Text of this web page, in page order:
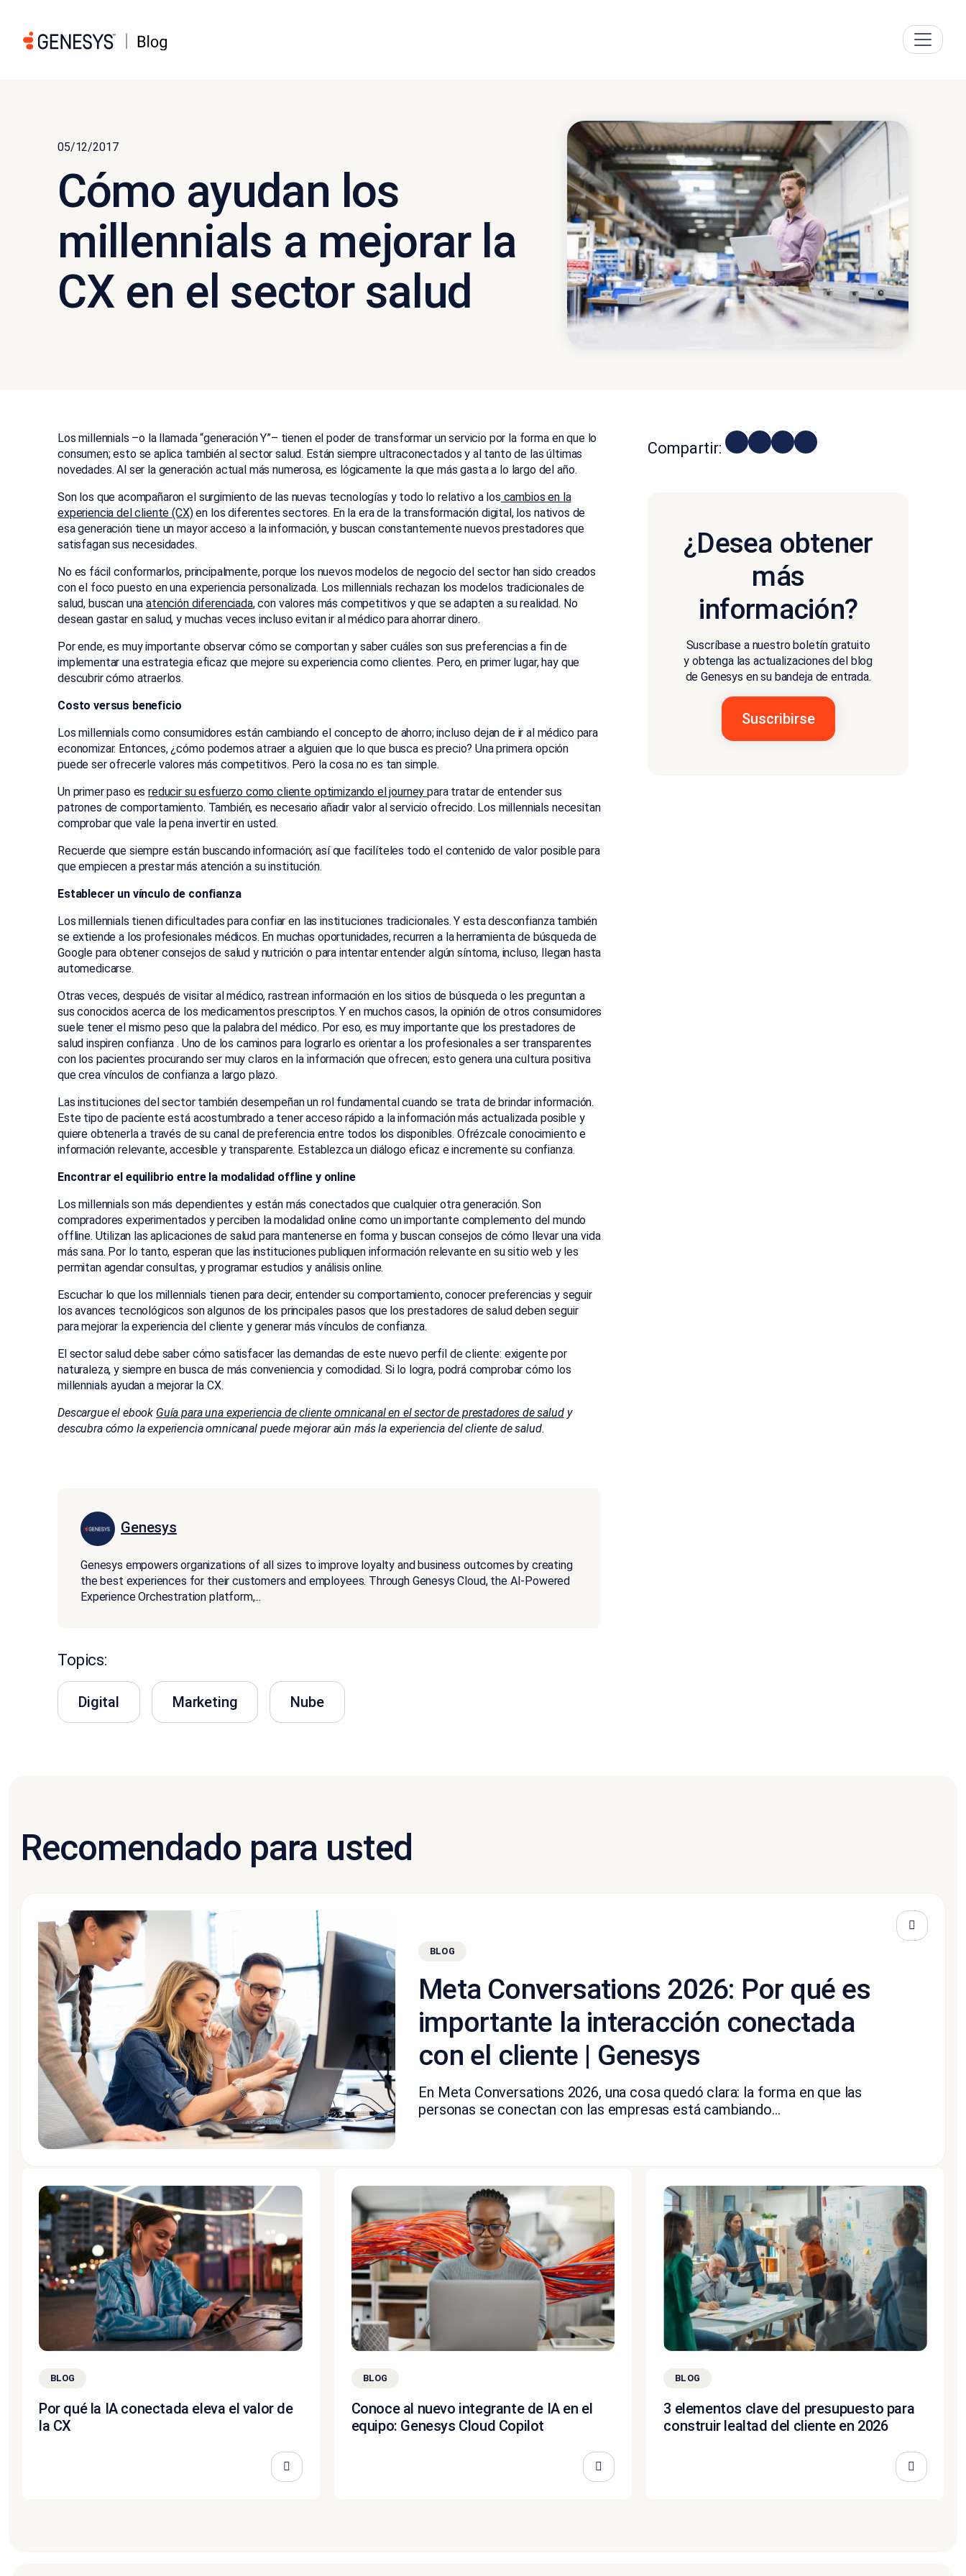
05/12/2017
Cómo ayudan los
millennials a mejorar la
CX en el sector salud
Los millennials –o la llamada “generación Y”– tienen el poder de transformar un servicio por la forma en que lo
consumen; esto se aplica también al sector salud. Están siempre ultraconectados y al tanto de las últimas
novedades. Al ser la generación actual más numerosa, es lógicamente la que más gasta a lo largo del año.
Son los que acompañaron el surgimiento de las nuevas tecnologías y todo lo relativo a los cambios en la
experiencia del cliente (CX)en los diferentes sectores. En la era de la transformación digital, los nativos de
esa generación tiene un mayor acceso a la información, y buscan constantemente nuevos prestadores que
satisfagan sus necesidades.
No es fácil conformarlos, principalmente, porque los nuevos modelos de negocio del sector han sido creados
con el foco puesto en una experiencia personalizada. Los millennials rechazan los modelos tradicionales de
salud, buscan unaatención diferenciada, con valores más competitivos y que se adapten a su realidad. No
desean gastar en salud, y muchas veces incluso evitan ir al médico para ahorrar dinero.
Por ende, es muy importante observar cómo se comportan y saber cuáles son sus preferencias a fin de
implementar una estrategia eficaz que mejore su experiencia como clientes. Pero, en primer lugar, hay que
descubrir cómo atraerlos.
Costo versus beneficio
Los millennials como consumidores están cambiando el concepto de ahorro; incluso dejan de ir al médico para
economizar. Entonces, ¿cómo podemos atraer a alguien que lo que busca es precio? Una primera opción
puede ser ofrecerle valores más competitivos. Pero la cosa no es tan simple.
Un primer paso esreducir su esfuerzo como cliente optimizando el journeypara tratar de entender sus
patrones de comportamiento. También, es necesario añadir valor al servicio ofrecido. Los millennials necesitan
comprobar que vale la pena invertir en usted.
Recuerde que siempre están buscando información; así que facilíteles todo el contenido de valor posible para
que empiecen a prestar más atención a su institución.
Establecer un vínculo de confianza
Los millennials tienen dificultades para confiar en las instituciones tradicionales. Y esta desconfianza también
se extiende a los profesionales médicos. En muchas oportunidades, recurren a la herramienta de búsqueda de
Google para obtener consejos de salud y nutrición o para intentar entender algún síntoma, incluso, llegan hasta
automedicarse.
Otras veces, después de visitar al médico, rastrean información en los sitios de búsqueda o les preguntan a
sus conocidos acerca de los medicamentos prescriptos. Y en muchos casos, la opinión de otros consumidores
suele tener el mismo peso que la palabra del médico. Por eso, es muy importante que los prestadores de
salud inspiren confianza . Uno de los caminos para lograrlo es orientar a los profesionales a ser transparentes
con los pacientes procurando ser muy claros en la información que ofrecen; esto genera una cultura positiva
que crea vínculos de confianza a largo plazo.
Las instituciones del sector también desempeñan un rol fundamental cuando se trata de brindar información.
Este tipo de paciente está acostumbrado a tener acceso rápido a la información más actualizada posible y
quiere obtenerla a través de su canal de preferencia entre todos los disponibles. Ofrézcale conocimiento e
información relevante, accesible y transparente. Establezca un diálogo eficaz e incremente su confianza.
Encontrar el equilibrio entre la modalidad offline y online
Los millennials son más dependientes y están más conectados que cualquier otra generación. Son
compradores experimentados y perciben la modalidad online como un importante complemento del mundo
offline. Utilizan las aplicaciones de salud para mantenerse en forma y buscan consejos de cómo llevar una vida
más sana. Por lo tanto, esperan que las instituciones publiquen información relevante en su sitio web y les
permitan agendar consultas, y programar estudios y análisis online.
Escuchar lo que los millennials tienen para decir, entender su comportamiento, conocer preferencias y seguir
los avances tecnológicos son algunos de los principales pasos que los prestadores de salud deben seguir
para mejorar la experiencia del cliente y generar más vínculos de confianza.
El sector salud debe saber cómo satisfacer las demandas de este nuevo perfil de cliente: exigente por
naturaleza, y siempre en busca de más conveniencia y comodidad. Si lo logra, podrá comprobar cómo los
millennials ayudan a mejorar la CX.
Descargue el ebook Guía para una experiencia de cliente omnicanal en el sector de prestadores de salud y
descubra cómo la experiencia omnicanal puede mejorar aún más la experiencia del cliente de salud.
Genesys
Genesys empowers organizations of all sizes to improve loyalty and business outcomes by creating
the best experiences for their customers and employees. Through Genesys Cloud, the AI-Powered
Experience Orchestration platform,...
Topics:
Digital Marketing Nube
Compartir:
¿Desea obtener
más
información?
Suscríbase a nuestro boletín gratuito
y obtenga las actualizaciones del blog
de Genesys en su bandeja de entrada.
Recomendado para usted
BLOG
Meta Conversations 2026: Por qué es
importante la interacción conectada
con el cliente | Genesys
En Meta Conversations 2026, una cosa quedó clara: la forma en que las
personas se conectan con las empresas está cambiando...
BLOG
Por qué la IA conectada eleva el valor de
la CX
BLOG
Conoce al nuevo integrante de IA en el
equipo: Genesys Cloud Copilot
BLOG
3 elementos clave del presupuesto para
construir lealtad del cliente en 2026